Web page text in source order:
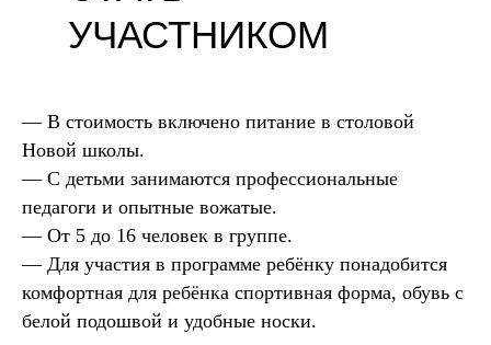
УЧАСТНИКОМ
— В стоимость включено питание в столовой
Новой школы.
— С детьми занимаются профессиональные
педагоги и опытные вожатые.
— От 5 до 16 человек в группе.
— Для участия в программе ребёнку понадобится
комфортная для ребёнка спортивная форма, обувь с
белой подошвой и удобные носки.